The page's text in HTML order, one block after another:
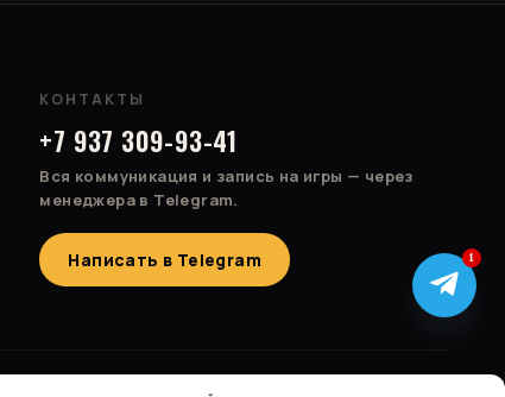
КОНТАКТЫ
+7 937 309-93-41
Вся коммуникация и запись на игры — через
менеджера в Telegram.
Написать в Telegram
Россия · Казахстан · Израиль · Беларусь · Турция · Болгария
1